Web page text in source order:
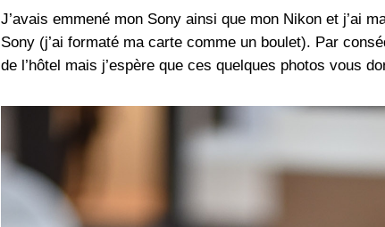
J’avais emmené mon Sony ainsi que mon Nikon et j’ai
Sony (j’ai formaté ma carte comme un boulet). Par
de l’hôtel mais j’espère que ces quelques photos vous